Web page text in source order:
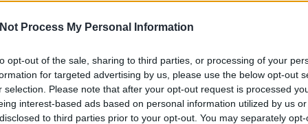
Process My Personal Information
opt-out of the sale, sharing to third parties, or processing of your
for targeted advertising by us, please use the below opt-out
selection. Please note that after your opt-out request is processed
interest-based ads based on personal information utilized by us
to third parties prior to your opt-out. You may separately
SÓHAJTUNK." TÓTH KINGA: